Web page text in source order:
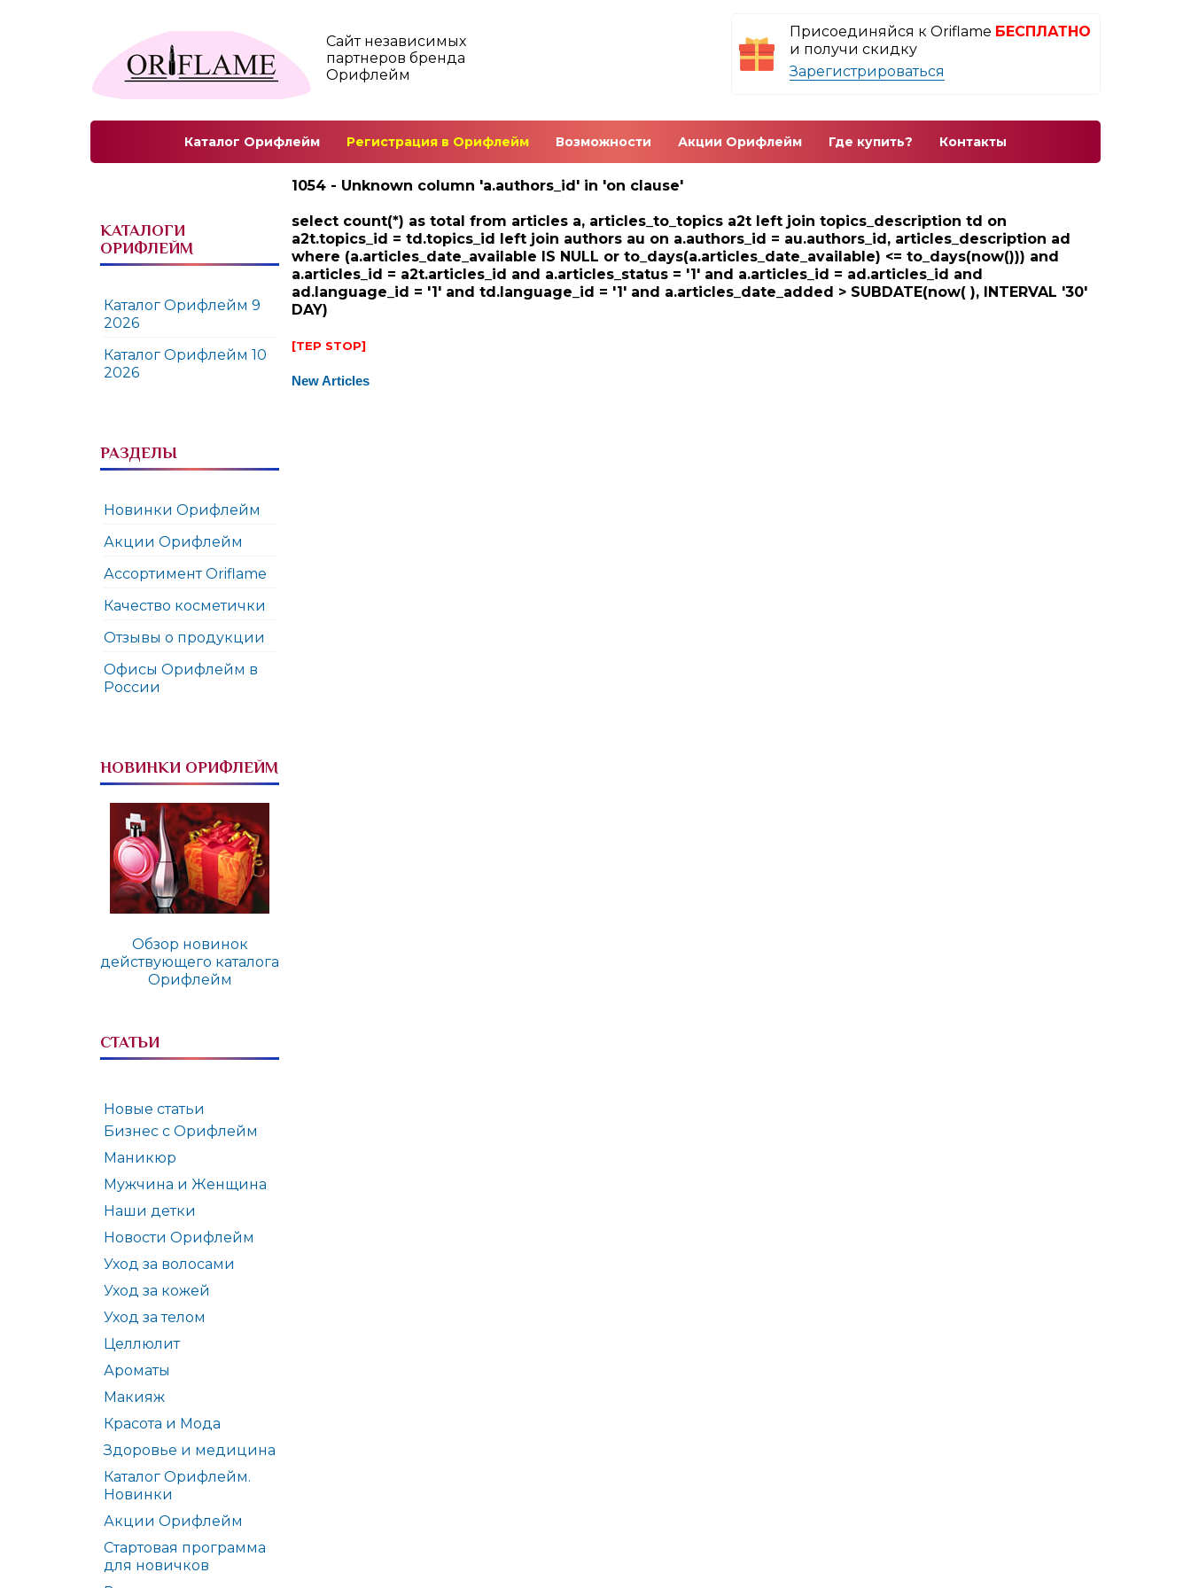
Сайт независимых
партнеров бренда
Орифлейм
Присоединяйся к Oriflame БЕСПЛАТНО
и получи скидку
Зарегистрироваться
Каталог Орифлейм Регистрация в Орифлейм Возможности Акции Орифлейм Где купить? Контакты
КАТАЛОГИ
ОРИФЛЕЙМ
Каталог Орифлейм 9
2026
Каталог Орифлейм 10
2026
РАЗДЕЛЫ
Новинки Орифлейм
Акции Орифлейм
Ассортимент Oriflame
Качество косметички
Отзывы о продукции
Офисы Орифлейм в
России
НОВИНКИ ОРИФЛЕЙМ
Обзор новинок
действующего каталога
Орифлейм
СТАТЬИ
Новые статьи
Бизнес с Орифлейм
Маникюр
Мужчина и Женщина
Наши детки
Новости Орифлейм
Уход за волосами
Уход за кожей
Уход за телом
Целлюлит
Ароматы
Макияж
Красота и Мода
Здоровье и медицина
Каталог Орифлейм.
Новинки
Акции Орифлейм
Стартовая программа
для новичков
1054 - Unknown column 'a.authors_id' in 'on clause'
select count(*) as total from articles a, articles_to_topics a2t left join topics_description td on
a2t.topics_id = td.topics_id left join authors au on a.authors_id = au.authors_id, articles_description ad
where (a.articles_date_available IS NULL or to_days(a.articles_date_available) <= to_days(now())) and
a.articles_id = a2t.articles_id and a.articles_status = '1' and a.articles_id = ad.articles_id and
ad.language_id = '1' and td.language_id = '1' and a.articles_date_added > SUBDATE(now( ), INTERVAL '30'
DAY)
[TEP STOP]
New Articles